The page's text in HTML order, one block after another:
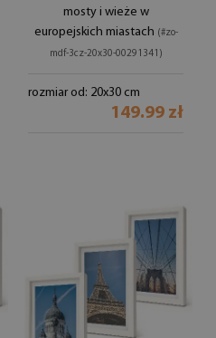
mosty i wieże w
europejskich miastach (#zo-
mdf-3cz-20x30-00291341)
rozmiar od: 20x30 cm
149.99 zł